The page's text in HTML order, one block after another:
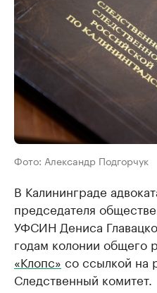
Фото: Александр Подгорчук
В Калининграде
председателя
УФСИН Дениса
годам колонии
«Клопс» со ссылкой на
Следственный комитет.